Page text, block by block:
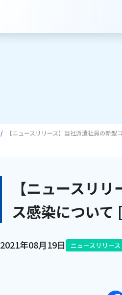
サービ
テ
電
【ニュースリリース】当社派遣社員の新
【ニュースリ
ス感染について
2021年08月19日 ニュースリリース